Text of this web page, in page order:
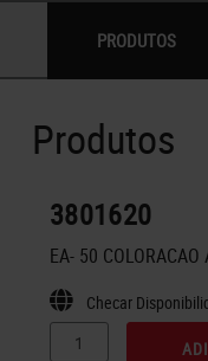
PRODUTOS
Produtos
3801620
EA- 50 COLORACAO
Checar